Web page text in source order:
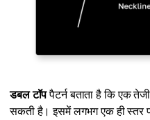
डबल टॉपपैटर्न बताता है कि एक
सकती है। इसमें लगभग एक ही स्तर